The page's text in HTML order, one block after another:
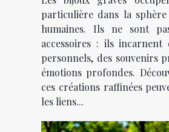
particulière dans la
humaines. Ils ne sont
accessoires : ils incarnent
personnels, des souvenirs
émotions profondes.
ces créations raffinées
les liens...